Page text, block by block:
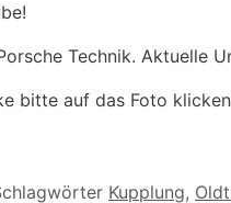
Technik. Aktuelle
bitte auf das Foto
Kupplung,